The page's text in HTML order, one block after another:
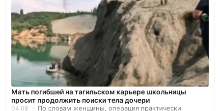
Мать погибшей на тагильском карьере школьницы
просит продолжить поиски тела дочери
04.08 По словам женщины, операция практически